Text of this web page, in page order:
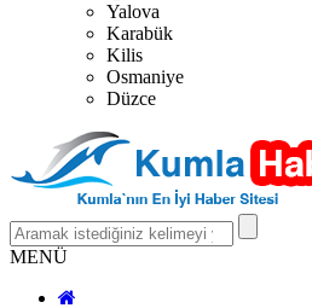
Yalova
Karabük
Kilis
Osmaniye
Düzce
MENÜ